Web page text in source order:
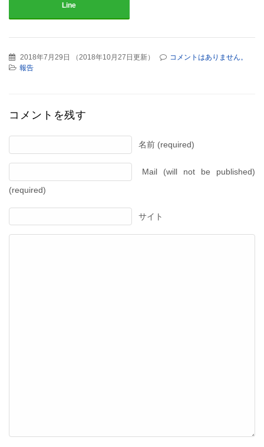
Line
2018年7月29日 （2018年10月27日更新）
コメントはありません。
報告
コメントを残す
名前 (required)
Mail (will not be published)
(required)
サイト